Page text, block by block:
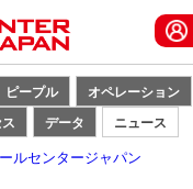
ピープル オペレーション
データ ニュース
ルセンタージャパン